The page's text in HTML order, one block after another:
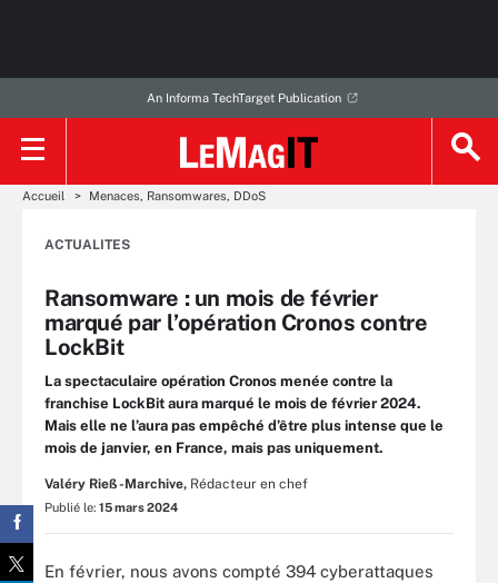
An Informa TechTarget Publication
Accueil Menaces, Ransomwares, DDoS
ACTUALITES
Ransomware : un mois de février
marqué par l’opération Cronos contre
LockBit
La spectaculaire opération Cronos menée contre la
franchise LockBit aura marqué le mois de février 2024.
Mais elle ne l’aura pas empêché d’être plus intense que le
mois de janvier, en France, mais pas uniquement.
Valéry Rieß-Marchive, Rédacteur en chef
Publié le: 15 mars 2024
En février, nous avons compté 394 cyberattaques